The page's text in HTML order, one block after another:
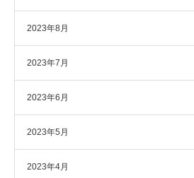
2023年8月
2023年7月
2023年6月
2023年5月
2023年4月